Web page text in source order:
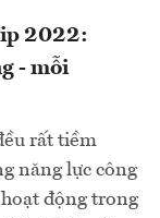
2022:
- mỗi
rất tiềm
năng lực công
động trong